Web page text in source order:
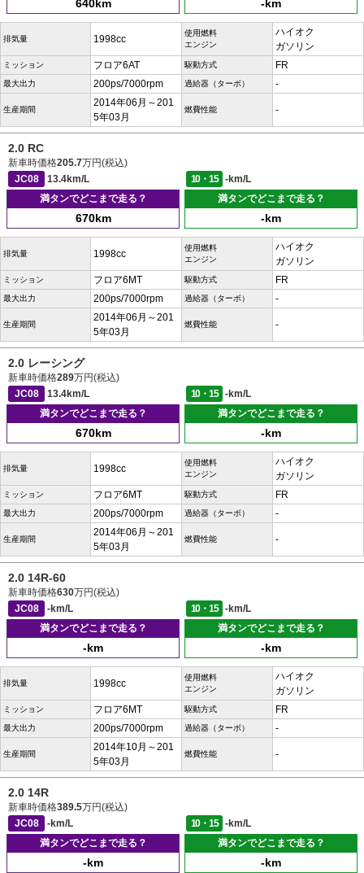
640km -km
排気量 1998cc
使用燃料
エンジン
ハイオク
ガソリン
ミッション フロア6AT 駆動方式 FR
最大出力 200ps/7000rpm 過給器（ターボ） -
生産期間
2014年06月～201
5年03月
燃費性能 -
2.0 RC
新車時価格205.7万円(税込)
JC08
13.4km/L 10・15
-km/L
満タンでどこまで走る？
670km
満タンでどこまで走る？
-km
排気量 1998cc
使用燃料
エンジン
ハイオク
ガソリン
ミッション フロア6MT 駆動方式 FR
最大出力 200ps/7000rpm 過給器（ターボ） -
生産期間
2014年06月～201
5年03月
燃費性能 -
2.0 レーシング
新車時価格289万円(税込)
JC08
13.4km/L 10・15
-km/L
満タンでどこまで走る？
670km
満タンでどこまで走る？
-km
排気量 1998cc
使用燃料
エンジン
ハイオク
ガソリン
ミッション フロア6MT 駆動方式 FR
最大出力 200ps/7000rpm 過給器（ターボ） -
生産期間
2014年06月～201
5年03月
燃費性能 -
2.0 14R-60
新車時価格630万円(税込)
JC08
-km/L 10・15
-km/L
満タンでどこまで走る？
-km
満タンでどこまで走る？
-km
排気量 1998cc
使用燃料
エンジン
ハイオク
ガソリン
ミッション フロア6MT 駆動方式 FR
最大出力 200ps/7000rpm 過給器（ターボ） -
生産期間
2014年10月～201
5年03月
燃費性能 -
2.0 14R
新車時価格389.5万円(税込)
JC08
-km/L 10・15
-km/L
満タンでどこまで走る？
-km
満タンでどこまで走る？
-km